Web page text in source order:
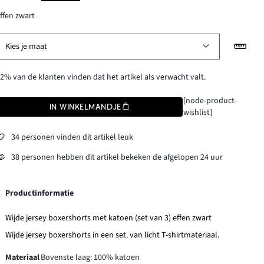
zwart
Kies je maat
van de klanten vinden dat het artikel als verwacht valt.
IN WINKELMANDJE
[node-product-
wishlist]
34 personen vinden dit artikel leuk
38 personen hebben dit artikel bekeken de afgelopen 24 uur
Productinformatie
Wijde jersey boxershorts met katoen (set van 3) effen zwart
Wijde jersey boxershorts in een set. van licht T-shirtmateriaal.
MateriaalBovenste laag: 100% katoen